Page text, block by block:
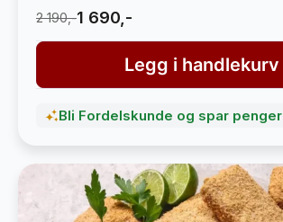
2 190,-1 690,-
Legg i handlekurv
Bli Fordelskunde og spar penger